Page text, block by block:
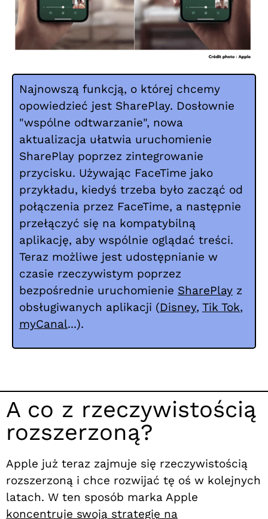
Najnowszą funkcją, o której chcemy
opowiedzieć jest SharePlay. Dosłownie
"wspólne odtwarzanie", nowa
aktualizacja ułatwia uruchomienie
SharePlay poprzez zintegrowanie
przycisku. Używając FaceTime jako
przykładu, kiedyś trzeba było zacząć od
połączenia przez FaceTime, a następnie
przełączyć się na kompatybilną
aplikację, aby wspólnie oglądać treści.
Teraz możliwe jest udostępnianie w
czasie rzeczywistym poprzez
bezpośrednie uruchomienie SharePlay z
obsługiwanych aplikacji (Disney, Tik Tok,
myCanal...).
A co z rzeczywistością
rozszerzoną?
Apple już teraz zajmuje się rzeczywistością
rozszerzoną i chce rozwijać tę oś w kolejnych
latach. W ten sposób marka Apple
koncentruje swoją strategię na